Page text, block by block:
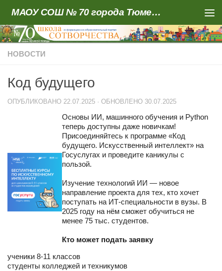
Skip to content МАОУ СОШ № 70 города Тюмени
НОВОСТИ
Код будущего
ОПУБЛИКОВАНО 22.07.2025 · ОБНОВЛЕНО 30.07.2025
Основы ИИ, машинного обучения и Python
теперь доступны даже новичкам!
Присоединяйтесь к программе «Код
будущего. Искусственный интеллект» на
Госуслугах и проведите каникулы с
пользой.
Изучение технологий ИИ — новое
направление проекта для тех, кто хочет
поступать на ИТ-специальности в вузы. В
2025 году на нём сможет обучиться не
менее 75 тыс. студентов.
Кто может подать заявку
ученики 8-11 классов
студенты колледжей и техникумов